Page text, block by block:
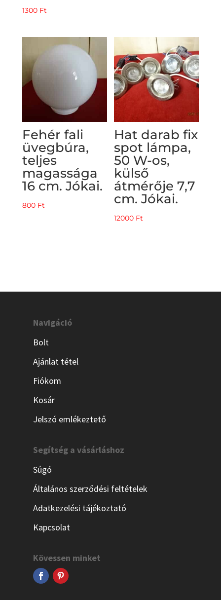
1300 Ft
Fehér fali
üvegbúra,
teljes
magassága
16 cm. Jókai.
800 Ft
Hat darab fix
spot lámpa,
50 W-os,
külső
átmérője 7,7
cm. Jókai.
12000 Ft
Navigáció
Bolt
Ajánlat tétel
Fiókom
Kosár
Jelszó emlékeztető
Segítség a vásárláshoz
Súgó
Általános szerződési feltételek
Adatkezelési tájékoztató
Kapcsolat
Kövessen minket